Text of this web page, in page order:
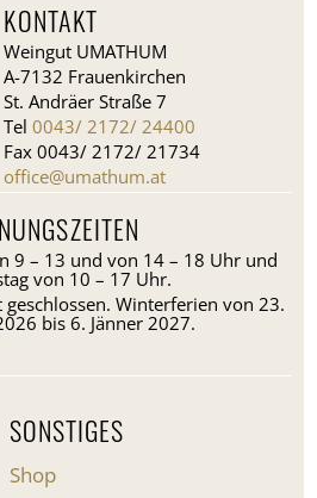
KONTAKT
Weingut UMATHUM
A-7132 Frauenkirchen
St. Andräer Straße 7
Tel0043/ 2172/ 24400
Fax 0043/ 2172/ 21734
office@umathum.at
9 – 13 und von 14 – 18 Uhr und
von 10 – 17 Uhr.
geschlossen. Winterferien von 23.
bis 6. Jänner 2027.
SONSTIGES
Shop